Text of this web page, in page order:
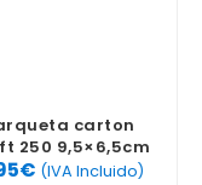
carton
250 9,5×6,5cm
100uds
€ (IVA Incluido)